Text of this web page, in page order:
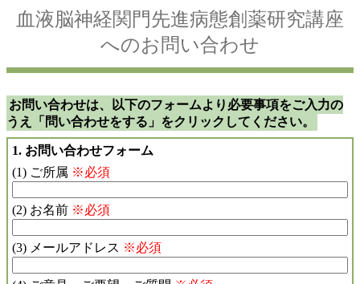
血液脳神経関門先進病態創薬研究講座
へのお問い合わせ
お問い合わせは、以下のフォームより必要事項をご入力の
うえ「問い合わせをする」をクリックしてください。
1. お問い合わせフォーム
(1) ご所属 ※必須
(2) お名前 ※必須
(3) メールアドレス ※必須